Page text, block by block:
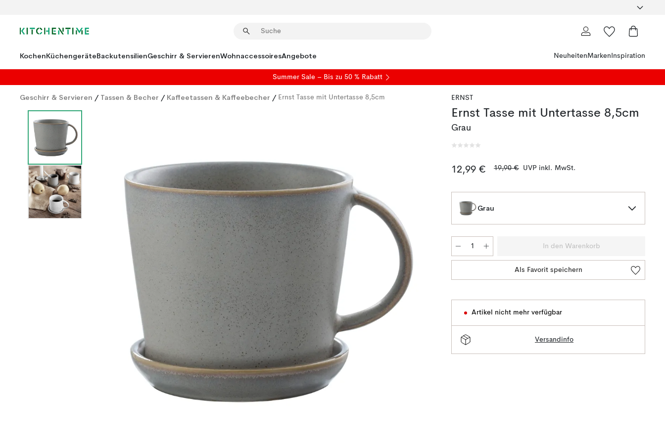
KochenKüchengeräteBackutensilienGeschirr & ServierenWohnaccessoiresAngebote NeuheitenMarken Inspiration
Summer Sale – Bis zu 50 % Rabatt
Geschirr & Servieren / Tassen & Becher / Kaffeetassen & Kaffeebecher / Ernst Tasse mit Untertasse 8,5cm ERNST
Ernst Tasse mit Untertasse 8,5cm
Grau
12,99 € 19,90 € UVP inkl. MwSt.
Grau
In den Warenkorb
Als Favorit speichern
Artikel nicht mehr verfügbar
Versandinfo